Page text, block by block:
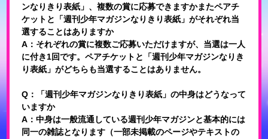
ンなりきり表紙」、複数の賞に応募できますかまたペアチ
ケットと「週刊少年マガジンなりきり表紙」がそれぞれ当
選することはありますか
A：それぞれの賞に複数ご応募いただけますが、当選は一人
に付き1回です。ペアチケットと「週刊少年マガジンなりき
り表紙」がどちらも当選することはありません。
Q：「週刊少年マガジンなりきり表紙」の中身はどうなって
いますか
A：中身は一般流通している週刊少年マガジンと基本的には
同一の雑誌となります（一部未掲載のページやテキストの